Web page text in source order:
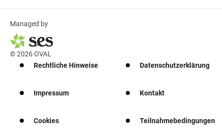
Managed by
© 2026 OVAL
Rechtliche Hinweise
Datenschutzerklärung
Impressum Kontakt
Cookies Teilnahmebedingungen